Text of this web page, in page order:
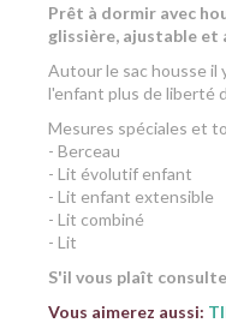
Prêt à dormir avec
glissière, ajustable
Autour le sac housse il
l'enfant plus de liberté
Mesures spéciales et
- Berceau
- Lit évolutif enfant
- Lit enfant extensible
- Lit combiné
- Lit
S'il vous plaît
Vous aimerez aussi: